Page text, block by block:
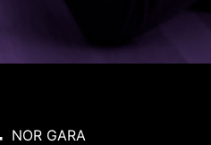
NOR GARA